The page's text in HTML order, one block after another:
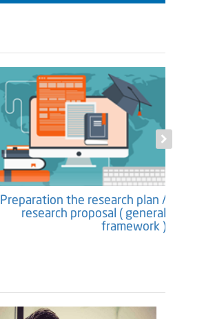
Preparation the research plan /
research proposal ( general
framework )